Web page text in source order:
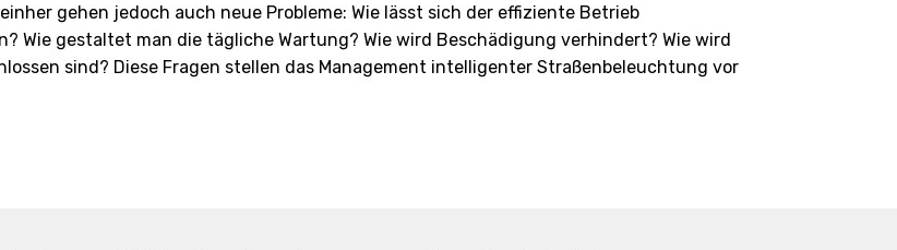
gehen jedoch auch neue Probleme: Wie lässt sich der effiziente Betrieb
Wie gestaltet man die tägliche Wartung? Wie wird Beschädigung verhindert? Wie wird
sind? Diese Fragen stellen das Management intelligenter Straßenbeleuchtung vor